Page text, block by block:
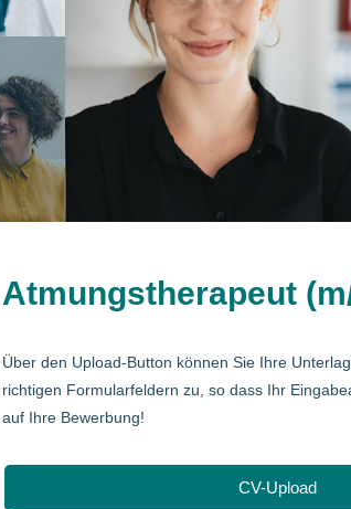
Atmungstherapeut
Über den Upload-Button können Sie Ihre
richtigen Formularfeldern zu, so dass Ihr
auf Ihre Bewerbung!
CV-Upload